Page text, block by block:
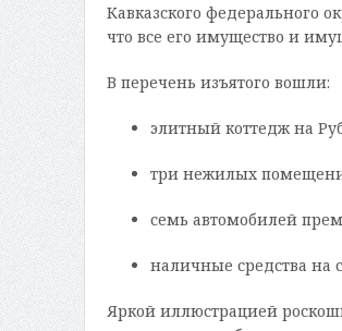
Кавказского федерального
что все его имущество и
В перечень изъятого вошли:
элитный коттедж на
три нежилых
семь автомобилей
наличные средства на
Яркой иллюстрацией